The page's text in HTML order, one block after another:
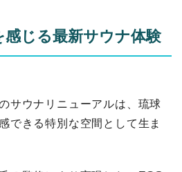
感じる最新サウナ体験
サウナリニューアルは、琉球
できる特別な空間として生ま